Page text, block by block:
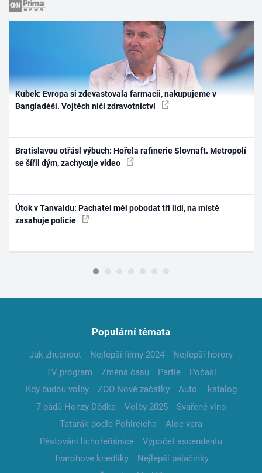
Kubek: Evropa si zdevastovala farmacii, nakupujeme v
Bangladéši. Vojtěch ničí zdravotnictví
Bratislavou otřásl výbuch: Hořela rafinerie Slovnaft. Metropolí
se šířil dým, zachycuje video
Útok v Tanvaldu: Pachatel měl pobodat tři lidi, na místě
zasahuje policie
Populární témata
Jak zhubnout Nejlepší filmy 2024
Nejlepší horory
TV program
Změna času Partie
Počasí
Kdy budou volby
ZOO Nové začátky
Auto – katalog
7 pádů Honzy Dědka
Volby 2025
Svařené víno
Tatarák podle Pohlreicha
Aloe vera
Pěstování lichořeřišnice
Výpočet ascendentu
Tvarohové knedlíky
Nejlepší palačinky